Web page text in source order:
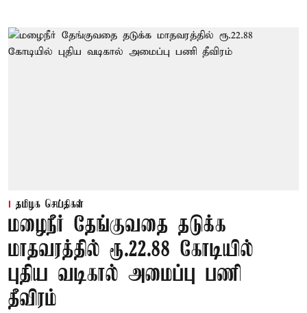
தமிழக செய்திகள்
மழைநீர் தேங்குவதை தடுக்க
மாதவரத்தில் ரூ.22.88 கோடியில்
புதிய வடிகால் அமைப்பு பணி
தீவிரம்